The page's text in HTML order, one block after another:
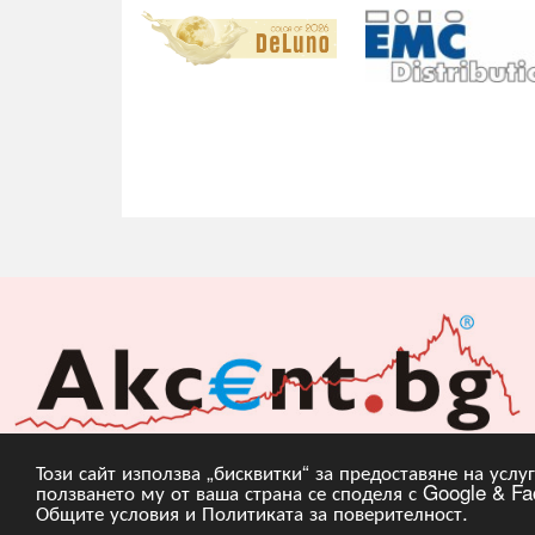
Този сайт използва „бисквитки“ за предоставяне на
ползването му от ваша страна се споделя с Google &
Общите условия и Политиката за поверителност.
Copyright © 2010,